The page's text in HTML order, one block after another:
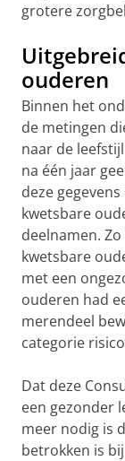
grotere
ouderen
Binnen het
de metingen
naar de
na één jaar
deze
kwetsbare
deelnamen.
kwetsbare
met een
ouderen had
merendeel
categorie
Dat deze
een gezonder
meer nodig is
betrokken is